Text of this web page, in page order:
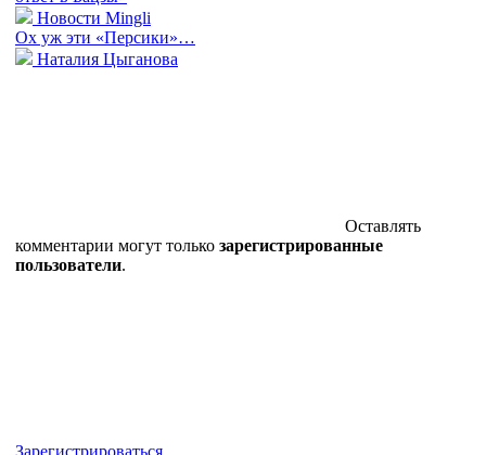
Новости Mingli
Ох уж эти «Персики»…
Наталия Цыганова
Оставлять
комментарии могут только зарегистрированные
пользователи.
Зарегистрироваться